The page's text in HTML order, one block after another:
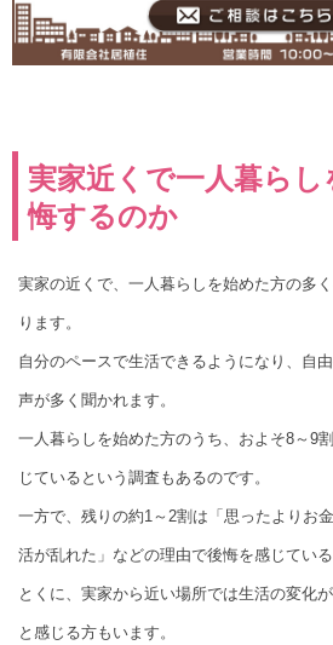
実家近くで一人暮ら
悔するのか
実家の近くで、一人暮らしを始めた方の多
ります。
自分のペースで生活できるようになり、自
声が多く聞かれます。
一人暮らしを始めた方のうち、およそ8～9
じているという調査もあるのです。
一方で、残りの約1～2割は「思ったよりお
活が乱れた」などの理由で後悔を感じている
とくに、実家から近い場所では生活の変化
と感じる方もいます。